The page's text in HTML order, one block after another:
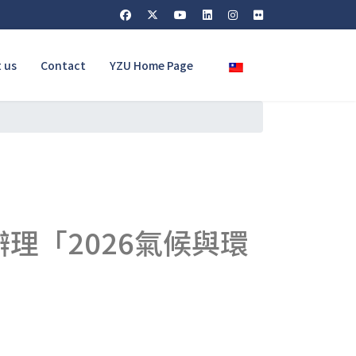
us Contact YZU Home Page Select your language
「2026氣候與環